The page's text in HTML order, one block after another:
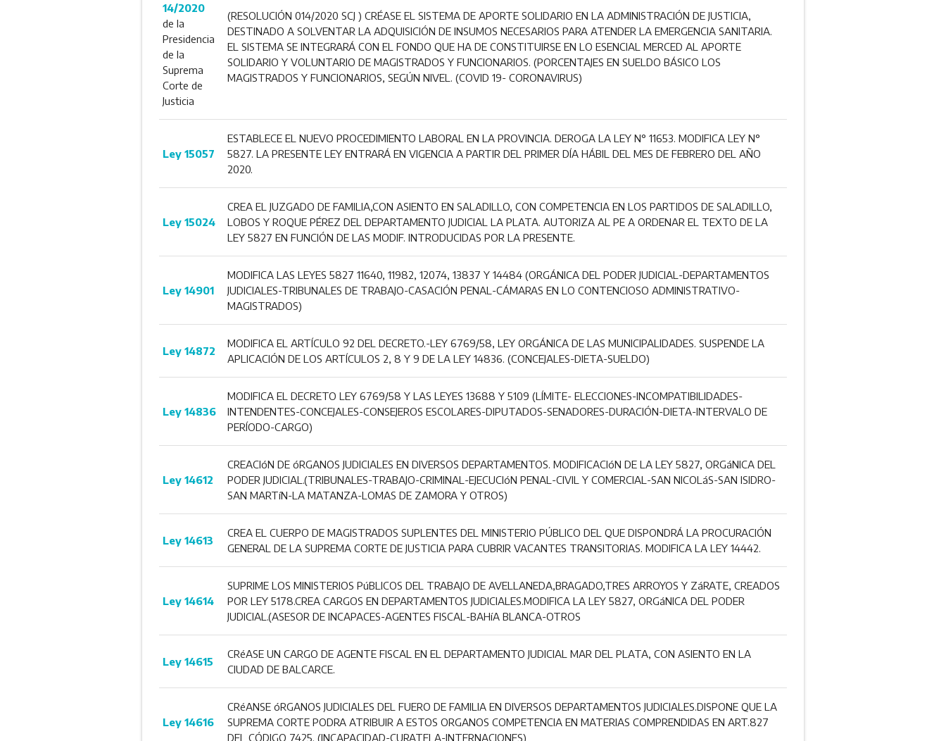
14/2020
de la
Presidencia
de la
Suprema
Corte de
Justicia
(RESOLUCIÓN 014/2020 SCJ ) CRÉASE EL SISTEMA DE APORTE SOLIDARIO EN LA ADMINISTRACIÓN DE JUSTICIA,
DESTINADO A SOLVENTAR LA ADQUISICIÓN DE INSUMOS NECESARIOS PARA ATENDER LA EMERGENCIA SANITARIA.
EL SISTEMA SE INTEGRARÁ CON EL FONDO QUE HA DE CONSTITUIRSE EN LO ESENCIAL MERCED AL APORTE
SOLIDARIO Y VOLUNTARIO DE MAGISTRADOS Y FUNCIONARIOS. (PORCENTAJES EN SUELDO BÁSICO LOS
MAGISTRADOS Y FUNCIONARIOS, SEGÚN NIVEL. (COVID 19- CORONAVIRUS)
Ley 15057
ESTABLECE EL NUEVO PROCEDIMIENTO LABORAL EN LA PROVINCIA. DEROGA LA LEY N° 11653. MODIFICA LEY N°
5827. LA PRESENTE LEY ENTRARÁ EN VIGENCIA A PARTIR DEL PRIMER DÍA HÁBIL DEL MES DE FEBRERO DEL AÑO
2020.
Ley 15024
CREA EL JUZGADO DE FAMILIA,CON ASIENTO EN SALADILLO, CON COMPETENCIA EN LOS PARTIDOS DE SALADILLO,
LOBOS Y ROQUE PÉREZ DEL DEPARTAMENTO JUDICIAL LA PLATA. AUTORIZA AL PE A ORDENAR EL TEXTO DE LA
LEY 5827 EN FUNCIÓN DE LAS MODIF. INTRODUCIDAS POR LA PRESENTE.
Ley 14901
MODIFICA LAS LEYES 5827 11640, 11982, 12074, 13837 Y 14484 (ORGÁNICA DEL PODER JUDICIAL-DEPARTAMENTOS
JUDICIALES-TRIBUNALES DE TRABAJO-CASACIÓN PENAL-CÁMARAS EN LO CONTENCIOSO ADMINISTRATIVO-
MAGISTRADOS)
Ley 14872
MODIFICA EL ARTÍCULO 92 DEL DECRETO.-LEY 6769/58, LEY ORGÁNICA DE LAS MUNICIPALIDADES. SUSPENDE LA
APLICACIÓN DE LOS ARTÍCULOS 2, 8 Y 9 DE LA LEY 14836. (CONCEJALES-DIETA-SUELDO)
Ley 14836
MODIFICA EL DECRETO LEY 6769/58 Y LAS LEYES 13688 Y 5109 (LÍMITE- ELECCIONES-INCOMPATIBILIDADES-
INTENDENTES-CONCEJALES-CONSEJEROS ESCOLARES-DIPUTADOS-SENADORES-DURACIÓN-DIETA-INTERVALO DE
PERÍODO-CARGO)
Ley 14612
CREACIóN DE óRGANOS JUDICIALES EN DIVERSOS DEPARTAMENTOS. MODIFICACIóN DE LA LEY 5827, ORGáNICA DEL
PODER JUDICIAL.(TRIBUNALES-TRABAJO-CRIMINAL-EJECUCIóN PENAL-CIVIL Y COMERCIAL-SAN NICOLáS-SAN ISIDRO-
SAN MARTíN-LA MATANZA-LOMAS DE ZAMORA Y OTROS)
Ley 14613
CREA EL CUERPO DE MAGISTRADOS SUPLENTES DEL MINISTERIO PÚBLICO DEL QUE DISPONDRÁ LA PROCURACIÓN
GENERAL DE LA SUPREMA CORTE DE JUSTICIA PARA CUBRIR VACANTES TRANSITORIAS. MODIFICA LA LEY 14442.
Ley 14614
SUPRIME LOS MINISTERIOS PúBLICOS DEL TRABAJO DE AVELLANEDA,BRAGADO,TRES ARROYOS Y ZáRATE, CREADOS
POR LEY 5178.CREA CARGOS EN DEPARTAMENTOS JUDICIALES.MODIFICA LA LEY 5827, ORGáNICA DEL PODER
JUDICIAL.(ASESOR DE INCAPACES-AGENTES FISCAL-BAHíA BLANCA-OTROS
Ley 14615
CRéASE UN CARGO DE AGENTE FISCAL EN EL DEPARTAMENTO JUDICIAL MAR DEL PLATA, CON ASIENTO EN LA
CIUDAD DE BALCARCE.
Ley 14616
CRéANSE óRGANOS JUDICIALES DEL FUERO DE FAMILIA EN DIVERSOS DEPARTAMENTOS JUDICIALES.DISPONE QUE LA
SUPREMA CORTE PODRA ATRIBUIR A ESTOS ORGANOS COMPETENCIA EN MATERIAS COMPRENDIDAS EN ART.827
DEL CÓDIGO 7425. (INCAPACIDAD-CURATELA-INTERNACIONES)